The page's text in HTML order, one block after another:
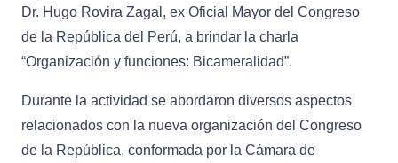
Dr. Hugo Rovira Zagal, ex Oficial Mayor del Congreso
de la República del Perú, a brindar la charla
“Organización y funciones: Bicameralidad”.
Durante la actividad se abordaron diversos aspectos
relacionados con la nueva organización del Congreso
de la República, conformada por la Cámara de